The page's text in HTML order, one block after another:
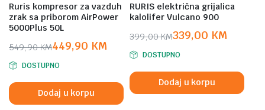
Ruris kompresor za vazduh
zrak sa priborom AirPower
5000Plus 50L
549,90KM
Original
price
was:
549,90 KM.
449,90 KM
Current
price
is:
449,90 KM.
DOSTUPNO
Dodaj u korpu
RURIS električna grijalica
kalolifer Vulcano 900
399,00KM
Original
price
was:
399,00 KM.
339,00 KM
Current
price
is:
339,00 KM.
DOSTUPNO
Dodaj u korpu